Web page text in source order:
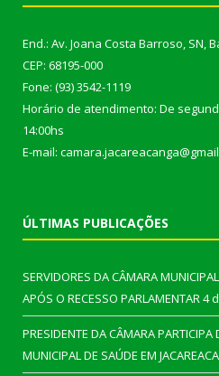
End.: Av. Joana Costa Barroso, SN,
CEP: 68195-000
Fone: (93) 3542-1119
Horário de atendimento: De
14:00hs
E-mail:
ÚLTIMAS PUBLICAÇÕES
SERVIDORES DA CÂMARA
APÓS O RECESSO PARLAMENTAR4
PRESIDENTE DA CÂMARA PARTICIPA
MUNICIPAL DE SAÚDE EM